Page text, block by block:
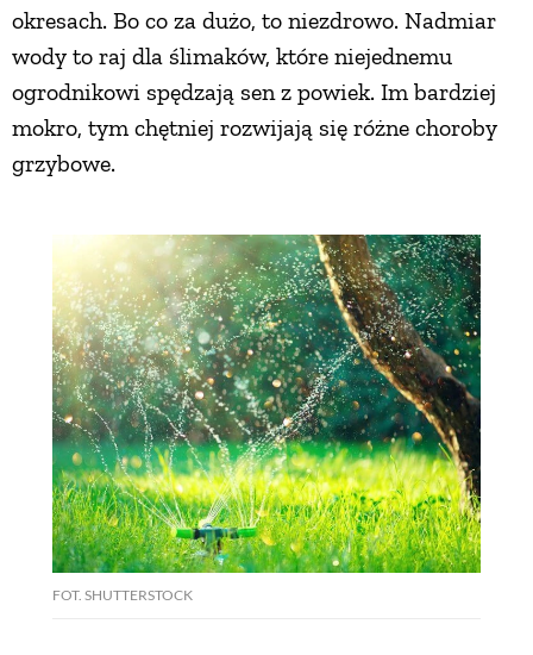
okresach. Bo co za dużo, to niezdrowo. Nadmiar
wody to raj dla ślimaków, które niejednemu
ogrodnikowi spędzają sen z powiek. Im bardziej
mokro, tym chętniej rozwijają się różne choroby
grzybowe.
FOT. SHUTTERSTOCK